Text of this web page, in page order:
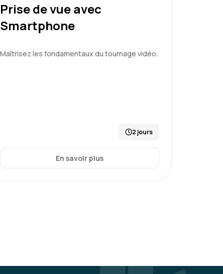
Prise de vue avec
Smartphone
Maîtrisez les fondamentaux du tournage vidéo.
2 jours
En savoir plus